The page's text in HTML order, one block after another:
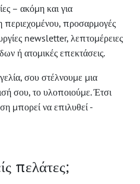
– ακόμη και για
προσαρμογές
newsletter, λεπτομέρειες
ή ατομικές επεκτάσεις.
σου στέλνουμε μια
σου, το υλοποιούμε. Έτσι
μπορεί να επιλυθεί -
πελάτες;